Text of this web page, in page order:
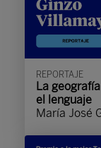
REPORTAJE
La
el lenguaje
María José